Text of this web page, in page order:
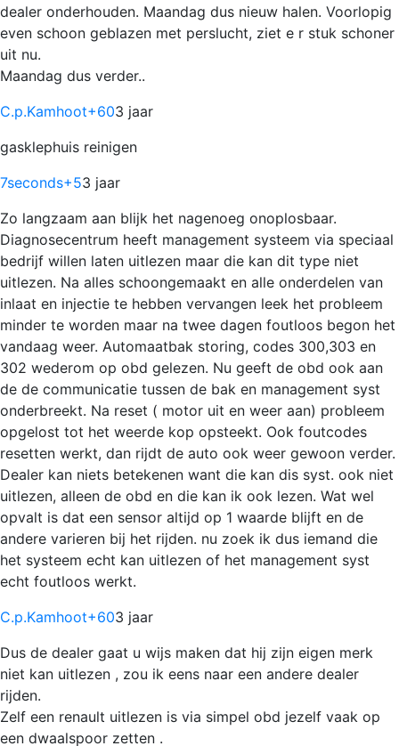
dealer onderhouden. Maandag dus nieuw halen. Voorlopig
even schoon geblazen met perslucht, ziet e r stuk schoner
uit nu.
Maandag dus verder..
C.p.Kamhoot+603 jaar
gasklephuis reinigen
7seconds+53 jaar
Zo langzaam aan blijk het nagenoeg onoplosbaar.
Diagnosecentrum heeft management systeem via speciaal
bedrijf willen laten uitlezen maar die kan dit type niet
uitlezen. Na alles schoongemaakt en alle onderdelen van
inlaat en injectie te hebben vervangen leek het probleem
minder te worden maar na twee dagen foutloos begon het
vandaag weer. Automaatbak storing, codes 300,303 en
302 wederom op obd gelezen. Nu geeft de obd ook aan
de de communicatie tussen de bak en management syst
onderbreekt. Na reset ( motor uit en weer aan) probleem
opgelost tot het weerde kop opsteekt. Ook foutcodes
resetten werkt, dan rijdt de auto ook weer gewoon verder.
Dealer kan niets betekenen want die kan dis syst. ook niet
uitlezen, alleen de obd en die kan ik ook lezen. Wat wel
opvalt is dat een sensor altijd op 1 waarde blijft en de
andere varieren bij het rijden. nu zoek ik dus iemand die
het systeem echt kan uitlezen of het management syst
echt foutloos werkt.
C.p.Kamhoot+603 jaar
Dus de dealer gaat u wijs maken dat hij zijn eigen merk
niet kan uitlezen , zou ik eens naar een andere dealer
rijden.
Zelf een renault uitlezen is via simpel obd jezelf vaak op
een dwaalspoor zetten .